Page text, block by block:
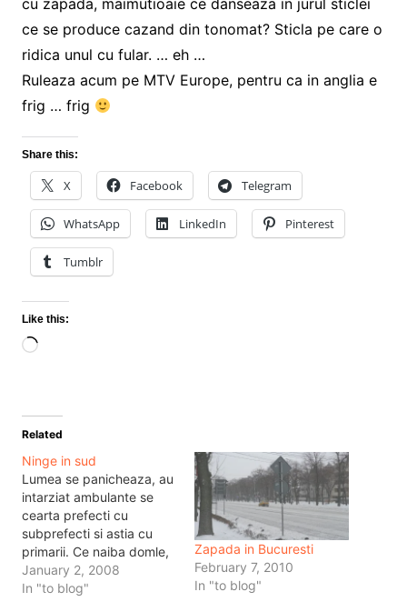
cu zapada, maimutioaie ce danseaza in jurul sticlei
ce se produce cazand din tonomat? Sticla pe care o
ridica unul cu fular. … eh …
Ruleaza acum pe MTV Europe, pentru ca in anglia e
frig … frig
Share this:
X Facebook Telegram
WhatsApp LinkedIn Pinterest
Tumblr
Like this:
Loading…
Related
Ninge in sud
Lumea se panicheaza, au
intarziat ambulante se
cearta prefecti cu
subprefecti si astia cu
primarii. Ce naiba domle,
e doar o ninsoare ce se
intampla sa fie in aceasta
January 2, 2008
In "to blog"
Zapada in Bucuresti
February 7, 2010
In "to blog"